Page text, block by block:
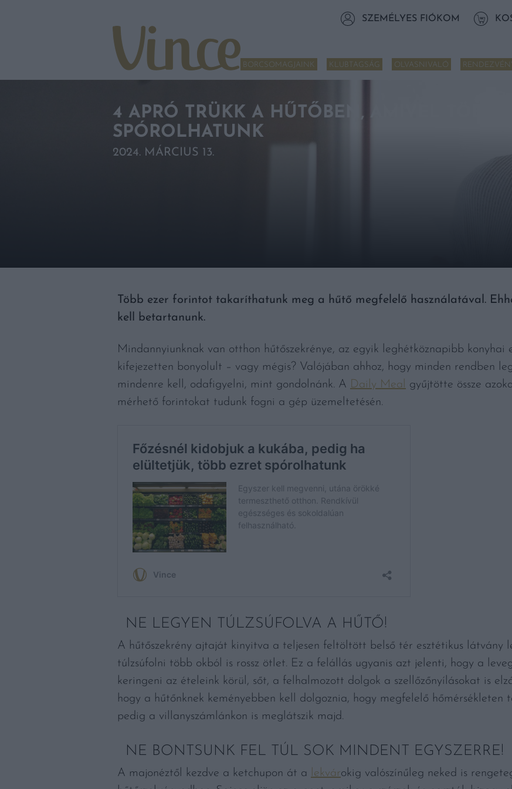
SZEMÉLYES FIÓKOM
BORCSOMAGJAINK KLUBTAGSÁG OLVASNIVALÓ
4 APRÓ TRÜKK A HŰTŐBEN, AMIVEL TÖBB
SPÓROLHATUNK
2024. MÁRCIUS 13.
Több ezer forintot takaríthatunk meg a hűtő megfelelő használatával.
kell betartanunk.
Mindannyiunknak van otthon hűtőszekrénye, az egyik leghétköznapibb konyhai
kifejezetten bonyolult – vagy mégis? Valójában ahhoz, hogy minden rendben
mindenre kell, odafigyelni, mint gondolnánk. A Daily Meal gyűjtötte össze
mérhető forintokat tudunk fogni a gép üzemeltetésén.
NE LEGYEN TÚLZSÚFOLVA A HŰTŐ!
A hűtőszekrény ajtaját kinyitva a teljesen feltöltött belső tér esztétikus látvány
túlzsúfolni több okból is rossz ötlet. Ez a felállás ugyanis azt jelenti, hogy a
keringeni az ételeink körül, sőt, a felhalmozott dolgok a szellőzőnyílásokat is
hogy a hűtőnknek keményebben kell dolgoznia, hogy megfelelő hőmérsékleten
pedig a villanyszámlánkon is meglátszik majd.
NE BONTSUNK FEL TÚL SOK MINDENT EGYSZERRE!
A majonéztől kezdve a ketchupon át a lekvárokig valószínűleg neked is